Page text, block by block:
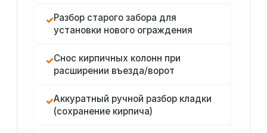
✓Разбор старого забора для
установки нового ограждения
✓Снос кирпичных колонн при
расширении въезда/ворот
✓Аккуратный ручной разбор кладки
(сохранение кирпича)